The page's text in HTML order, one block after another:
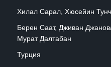
Хилал Сарал, Хюсейин
Берен Саат, Дживан
Мурат Далтабан
Турция